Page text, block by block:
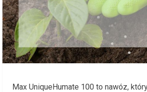
Max UniqueHumate 100 to nawóz,